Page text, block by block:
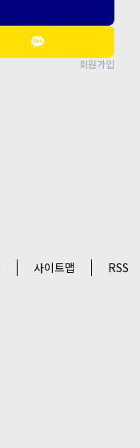
회원가입
사이트맵 RSS